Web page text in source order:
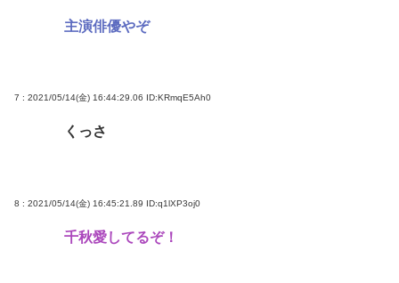
主演俳優やぞ
7 : 2021/05/14(金) 16:44:29.06 ID:KRmqE5Ah0
くっさ
8 : 2021/05/14(金) 16:45:21.89 ID:q1lXP3oj0
千秋愛してるぞ！